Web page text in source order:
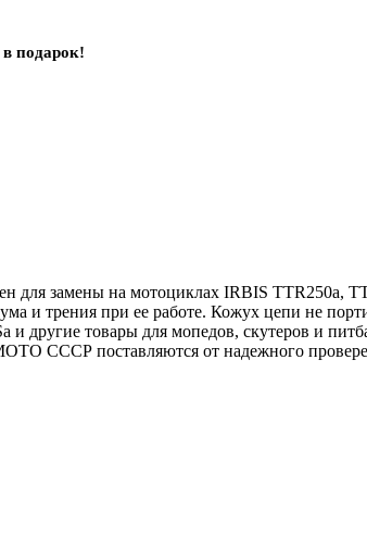
подарок!
для замены на мотоциклах IRBIS TTR250a,
и трения при ее работе. Кожух цепи не
другие товары для мопедов, скутеров и
СССР поставляются от надежного